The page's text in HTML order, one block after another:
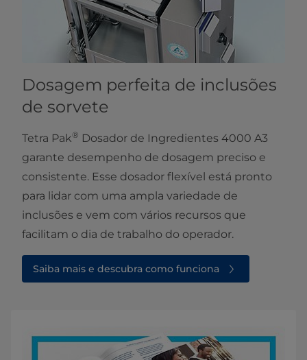
Dosagem perfeita de inclusões
de sorvete
Tetra Pak® Dosador de Ingredientes 4000 A3
garante desempenho de dosagem preciso e
consistente. Esse dosador flexível está pronto
para lidar com uma ampla variedade de
inclusões e vem com vários recursos que
facilitam o dia de trabalho do operador.
Saiba mais e descubra como funciona